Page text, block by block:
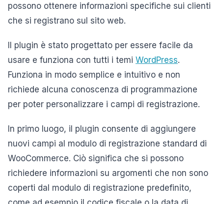
possono ottenere informazioni specifiche sui clienti
che si registrano sul sito web.
Il plugin è stato progettato per essere facile da
usare e funziona con tutti i temi WordPress.
Funziona in modo semplice e intuitivo e non
richiede alcuna conoscenza di programmazione
per poter personalizzare i campi di registrazione.
In primo luogo, il plugin consente di aggiungere
nuovi campi al modulo di registrazione standard di
WooCommerce. Ciò significa che si possono
richiedere informazioni su argomenti che non sono
coperti dal modulo di registrazione predefinito,